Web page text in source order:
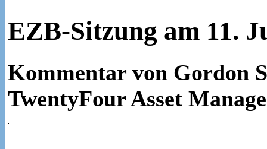
EZB-Sitzung am 11.
Kommentar von Gordon
TwentyFour Asset